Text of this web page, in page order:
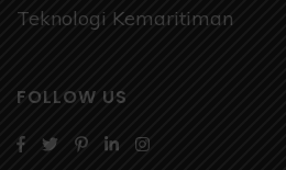
Teknologi Kemaritiman
FOLLOW US